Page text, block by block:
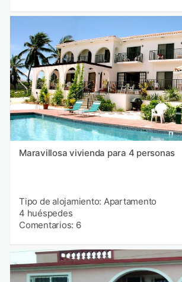
Maravillosa vivienda para 4 personas
Tipo de alojamiento: Apartamento
4 huéspedes
Comentarios: 6